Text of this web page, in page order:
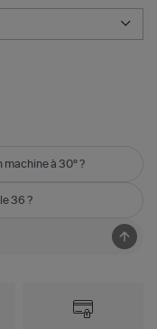
machine à 30° ?
36 ?